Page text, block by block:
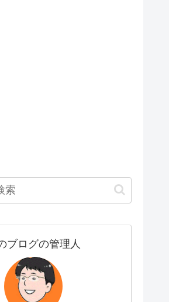
ブログの管理人